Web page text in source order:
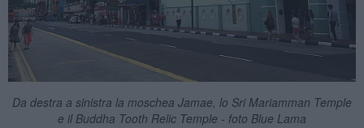
Da destra a sinistra la moschea Jamae, lo Sri Mariamman Temple
e il Buddha Tooth Relic Temple - foto Blue Lama